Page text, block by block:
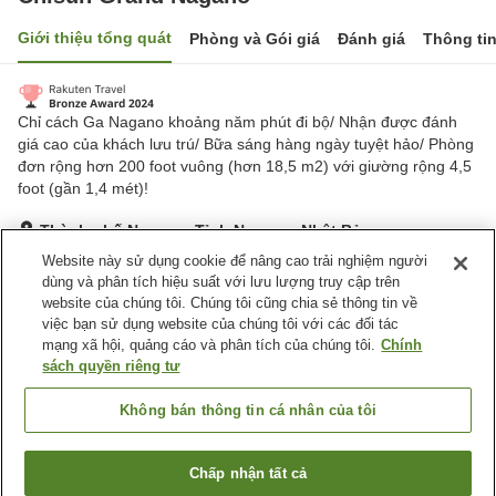
Giới thiệu tổng quát Phòng và Gói giá Đánh giá Thông
Chỉ cách Ga Nagano khoảng năm phút đi bộ/ Nhận được đánh
giá cao của khách lưu trú/ Bữa sáng hàng ngày tuyệt hảo/ Phòng
đơn rộng hơn 200 foot vuông (hơn 18,5 m2) với giường rộng 4,5
foot (gần 1,4 mét)!
Thành phố Nagano, Tỉnh Nagano, Nhật Bản
Hiển thị trên bản đồ
Tuyệt vời Đánh giá:716 lượt
Tiện nghi chỗ nghỉ
Bãi đỗ xe
Nhà hàng
Máy bán hàng tự động
Phòng họp
Tỉnh Nagano
Tìm phòng trống
Website này sử dụng cookie để nâng cao trải nghiệm người
dùng và phân tích hiệu suất với lưu lượng truy cập trên
website của chúng tôi. Chúng tôi cũng chia sẻ thông tin về
việc bạn sử dụng website của chúng tôi với các đối tác
mạng xã hội, quảng cáo và phân tích của chúng tôi. Chính
sách quyền riêng tư
Không bán thông tin cá nhân của tôi
Chấp nhận tất cả